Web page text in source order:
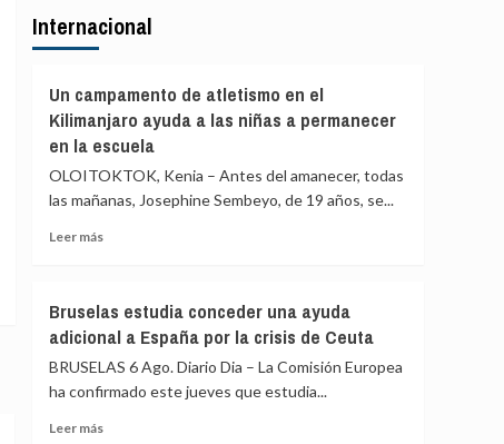
la
crisis
y
también
Marlaska,
Albares
y
propone
Congreso
pida
echar
a
Marruecos
organización
2030
y
que
sea
Internacional
Un campamento de atletismo en el
Kilimanjaro ayuda a las niñas a permanecer
en la escuela
OLOITOKTOK, Kenia – Antes del amanecer, todas
las mañanas, Josephine Sembeyo, de 19 años, se...
Leer másLeer
campamento
de
atletismo
el
Kilimanjaro
Bruselas estudia conceder una ayuda
adicional a España por la crisis de Ceuta
BRUSELAS 6 Ago. Diario Dia – La Comisión Europea
ha confirmado este jueves que estudia...
Leer másLeer